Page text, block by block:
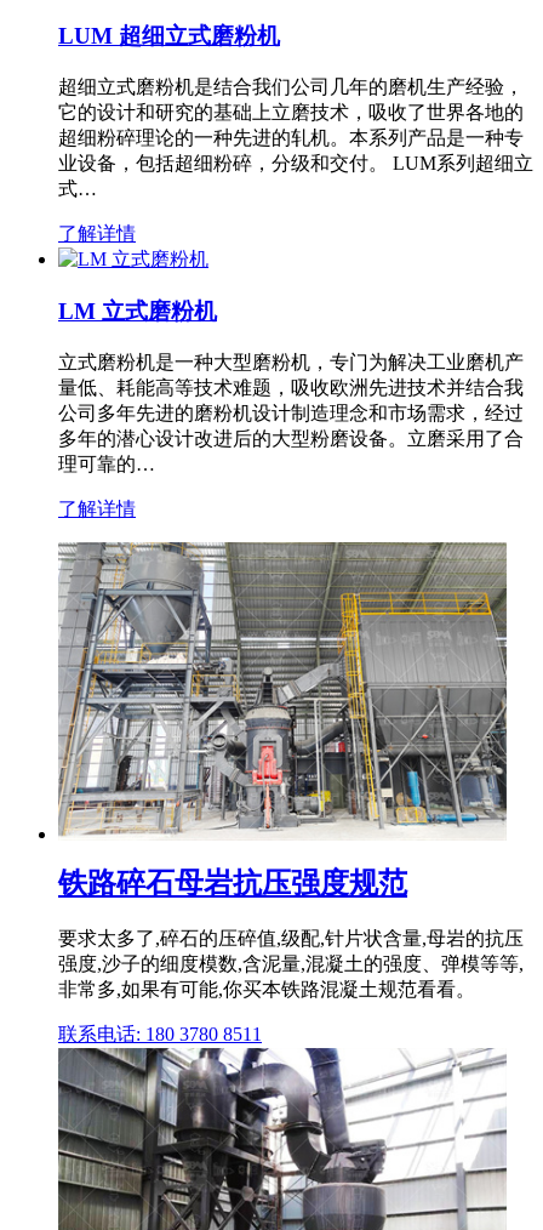
LUM 超细立式磨粉机
超细立式磨粉机是结合我们公司几年的磨机生产经验，
它的设计和研究的基础上立磨技术，吸收了世界各地的
超细粉碎理论的一种先进的轧机。本系列产品是一种专
业设备，包括超细粉碎，分级和交付。 LUM系列超细立
式…
了解详情
LM 立式磨粉机
立式磨粉机是一种大型磨粉机，专门为解决工业磨机产
量低、耗能高等技术难题，吸收欧洲先进技术并结合我
公司多年先进的磨粉机设计制造理念和市场需求，经过
多年的潜心设计改进后的大型粉磨设备。立磨采用了合
理可靠的…
了解详情
铁路碎石母岩抗压强度规范
要求太多了,碎石的压碎值,级配,针片状含量,母岩的抗压
强度,沙子的细度模数,含泥量,混凝土的强度、弹模等等,
非常多,如果有可能,你买本铁路混凝土规范看看。
联系电话: 180 3780 8511